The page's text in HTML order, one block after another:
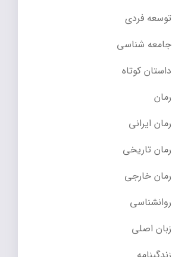
توسعه فردی
جامعه شناسی
داستان کوتاه
رمان
رمان ایرانی
رمان تاریخی
رمان خارجی
روانشناسی
زبان اصلی